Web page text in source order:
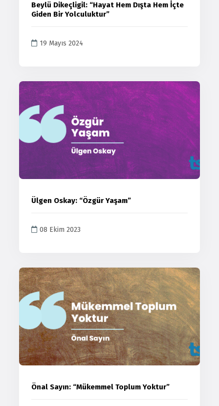
Beylü Dikeçligil: “Hayat Hem Dışta Hem İçte
Giden Bir Yolculuktur”
19 Mayıs 2024
Ülgen Oskay: “Özgür Yaşam”
08 Ekim 2023
Önal Sayın: “Mükemmel Toplum Yoktur”